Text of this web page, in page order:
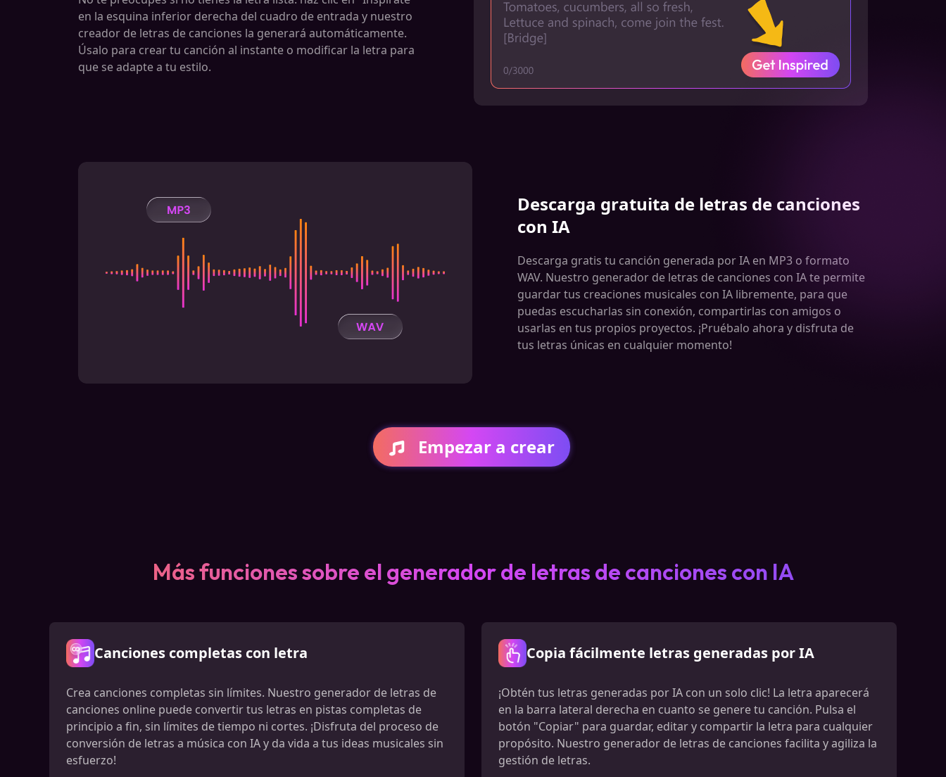
en la esquina inferior derecha del cuadro de entrada y nuestro
creador de letras de canciones la generará automáticamente.
Úsalo para crear tu canción al instante o modificar la letra para
que se adapte a tu estilo.
Descarga gratuita de letras de canciones
con IA
Descarga gratis tu canción generada por IA en MP3 o formato
WAV. Nuestro generador de letras de canciones con IA te permite
guardar tus creaciones musicales con IA libremente, para que
puedas escucharlas sin conexión, compartirlas con amigos o
usarlas en tus propios proyectos. ¡Pruébalo ahora y disfruta de
tus letras únicas en cualquier momento!
Empezar a crear
Más funciones sobre el generador de letras de canciones con IA
Canciones completas con letra
Crea canciones completas sin límites. Nuestro generador de letras de
canciones online puede convertir tus letras en pistas completas de
principio a fin, sin límites de tiempo ni cortes. ¡Disfruta del proceso de
conversión de letras a música con IA y da vida a tus ideas musicales sin
esfuerzo!
Copia fácilmente letras generadas por IA
¡Obtén tus letras generadas por IA con un solo clic! La letra aparecerá
en la barra lateral derecha en cuanto se genere tu canción. Pulsa el
botón "Copiar" para guardar, editar y compartir la letra para cualquier
propósito. Nuestro generador de letras de canciones facilita y agiliza la
gestión de letras.